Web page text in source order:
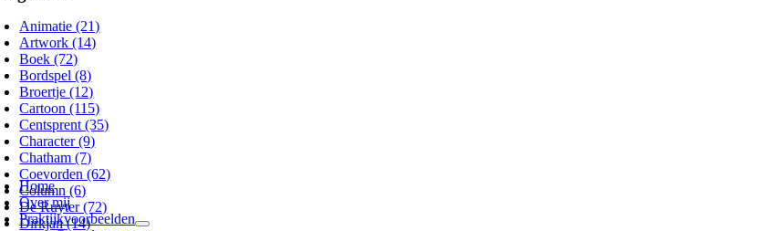
Home
Over mij
Praktijkvoorbeelden
Animatie (21)
Artwork (14)
Boek (72)
Bordspel (8)
Broertje (12)
Cartoon (115)
Centsprent (35)
Character (9)
Chatham (7)
Coevorden (62)
Column (6)
De Ruyter (72)
Dirkjan (14)